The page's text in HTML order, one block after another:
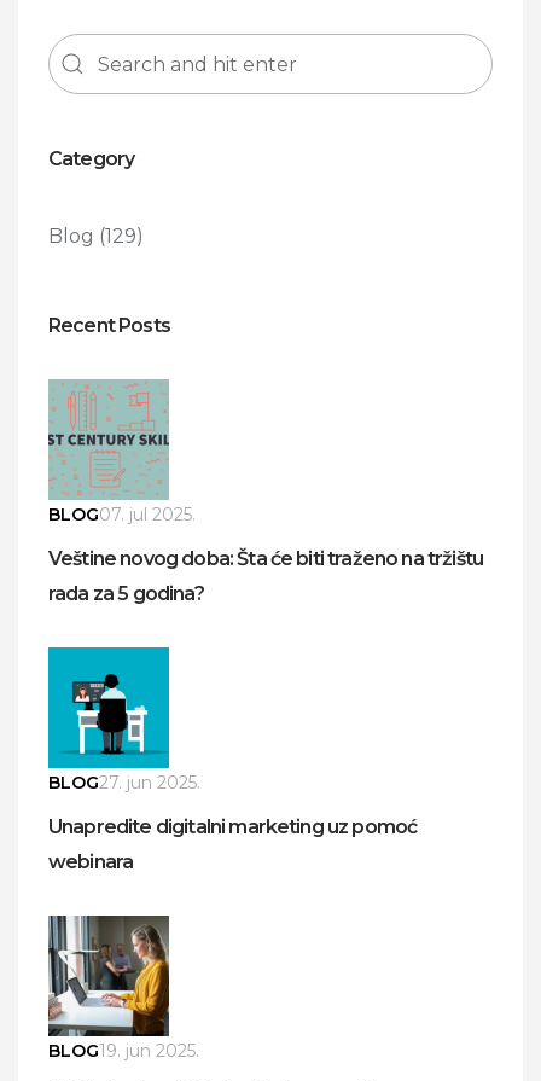
Category
Blog (129)
Recent Posts
BLOG07. jul 2025.
Veštine novog doba: Šta će biti traženo na tržištu
rada za 5 godina?
BLOG27. jun 2025.
Unapredite digitalni marketing uz pomoć
webinara
BLOG19. jun 2025.